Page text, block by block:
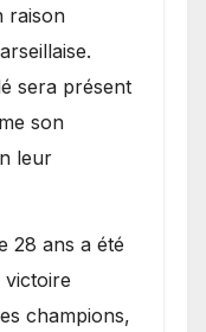
raison
sera présent
son
leur
28 ans a été
victoire
champions,